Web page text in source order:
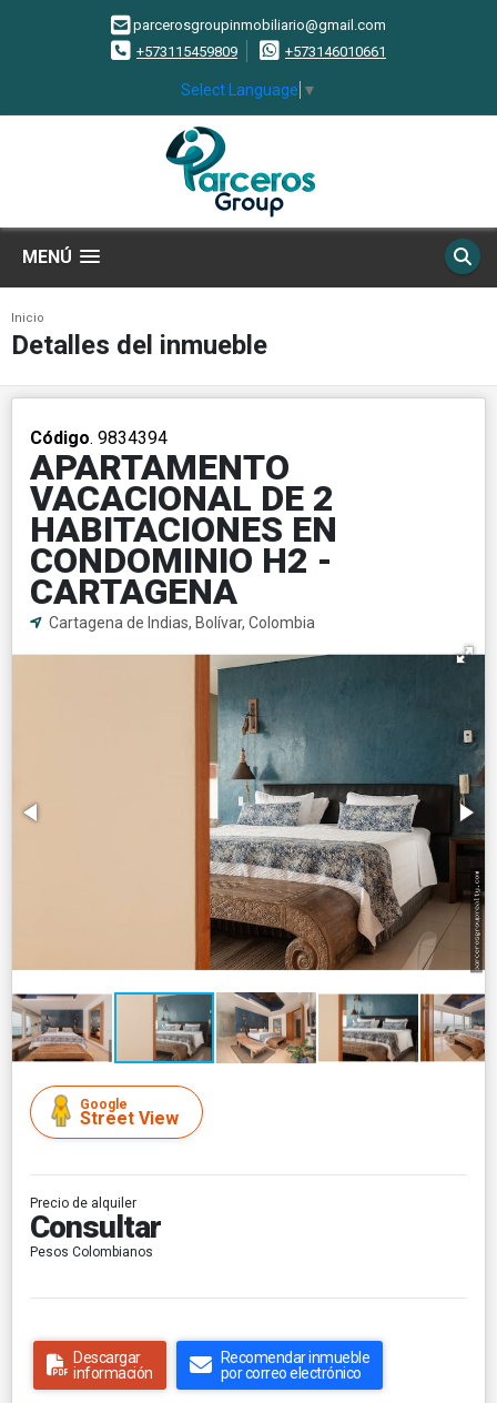
parcerosgroupinmobiliario@gmail.com
+573115459809
+573146010661
Select Language ▼
MENÚ
Inicio
Detalles del inmueble
Código. 9834394
APARTAMENTO
VACACIONAL DE 2
HABITACIONES EN
CONDOMINIO H2 -
CARTAGENA
Cartagena de Indias, Bolívar, Colombia
Google
Street View
Precio de alquiler
Consultar
Pesos Colombianos
Descargar
información
Recomendar inmueble
por correo electrónico